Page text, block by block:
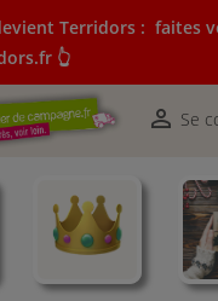
Terridors : faites
👆
 Se
et devient Terridors:
terridors.fr 👆